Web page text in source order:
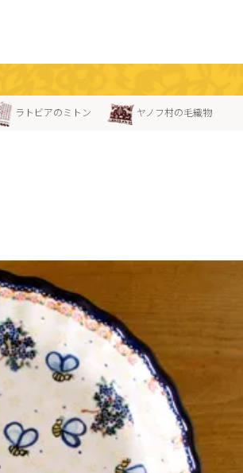
ラトビアのミトン ヤノフ村の毛織物